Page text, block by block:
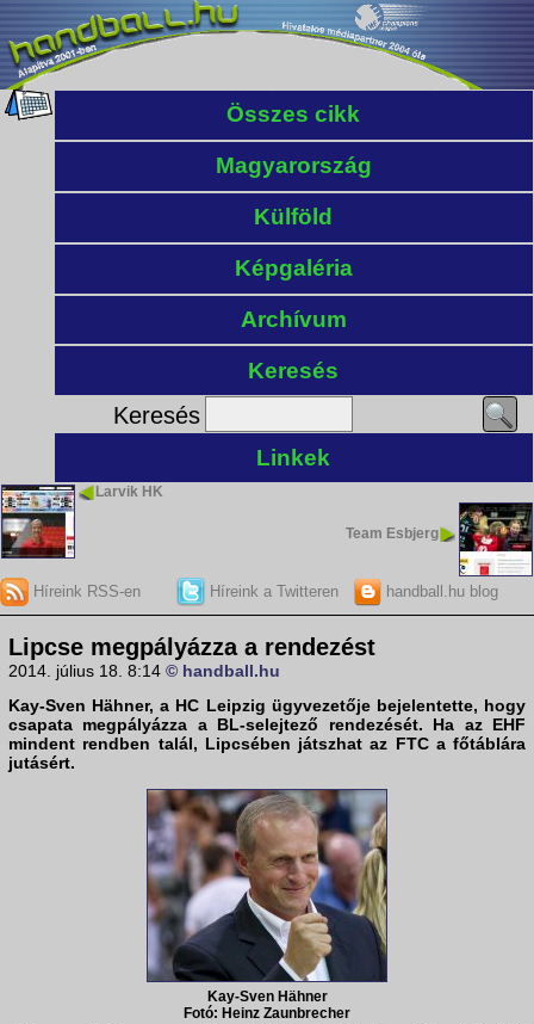
Összes cikk
Magyarország
Külföld
Képgaléria
Archívum
Keresés
Keresés
Linkek
Larvik HK
Team Esbjerg
Híreink RSS-en Híreink a Twitteren handball.hu blog
Lipcse megpályázza a rendezést
2014. július 18. 8:14 © handball.hu
Kay-Sven Hähner, a HC Leipzig ügyvezetője bejelentette, hogy
csapata megpályázza a BL-selejtező rendezését. Ha az EHF
mindent rendben talál, Lipcsében játszhat az FTCa főtáblára
jutásért.
Kay-Sven Hähner
Fotó: Heinz Zaunbrecher